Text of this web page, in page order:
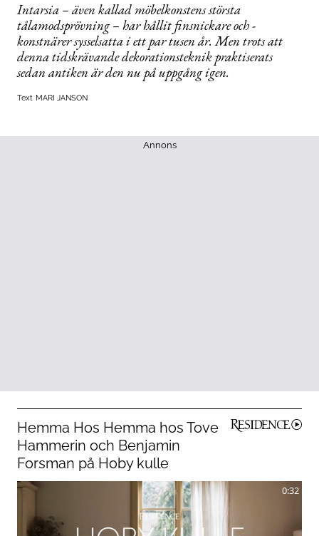
Intarsia – även kallad ­möbelkonstens största
tålamodsprövning – har hållit finsnickare och ­
konstnärer sysselsatta i ett par tusen år. Men trots att
denna tidskrävande ­dekorationsteknik ­praktiserats
sedan antiken är den nu på uppgång igen.
Text MARI JANSON
Annons
Hemma Hos Hemma hos Tove
Hammerin och Benjamin
Forsman på Hoby kulle
0:32